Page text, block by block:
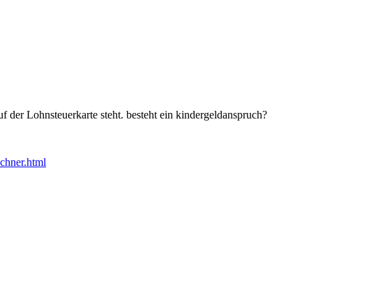
der Lohnsteuerkarte steht. besteht ein kindergeldanspruch?